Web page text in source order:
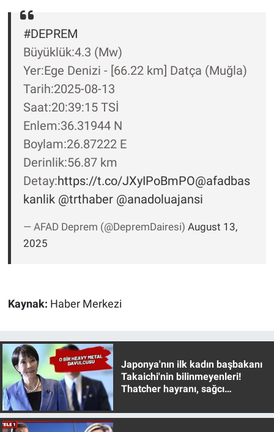
#DEPREM
Büyüklük:4.3 (Mw)
Yer:Ege Denizi - [66.22 km] Datça (Muğla)
Tarih:2025-08-13
Saat:20:39:15 TSİ
Enlem:36.31944 N
Boylam:26.87222 E
Derinlik:56.87 km
Detay:https://t.co/JXyIPoBmPO@afadbas
kanlik @trthaber @anadoluajansi
— AFAD Deprem (@DepremDairesi) August 13,
2025
Kaynak: Haber Merkezi
Japonya'nın ilk kadın başbakanı
Takaichi'nin bilinmeyenleri!
Thatcher hayranı, sağcı
Spor
Türkiye'nin Geleceği
Türkiye'nin Gündemi
Yerel Gündem
Yerel Yaşam
Canlı Yayın